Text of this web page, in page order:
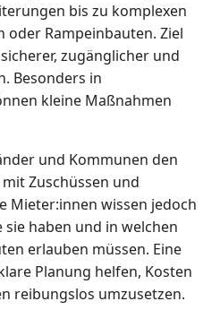
bis zu komplexen
oder Rampeinbauten. Ziel
zugänglicher und
Besonders in
kleine Maßnahmen
und Kommunen den
Zuschüssen und
Mieter:innen wissen jedoch
haben und in welchen
erlauben müssen. Eine
Planung helfen, Kosten
reibungslos umzusetzen.